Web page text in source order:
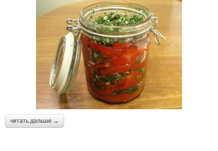
читать дальше →